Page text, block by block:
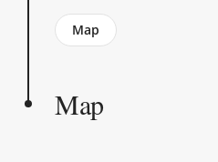
Jump
to
Map
Map